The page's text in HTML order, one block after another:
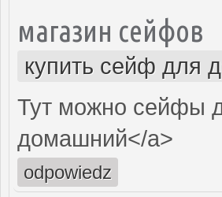
магазин сейфов
купить сейф для
Тут можно сейфы
домашний</a>
odpowiedz